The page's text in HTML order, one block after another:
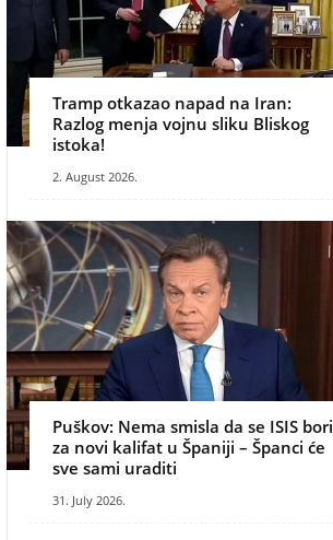
Tramp otkazao napad na Iran:
Razlog menja vojnu sliku Bliskog
istoka!
2. August 2026.
Puškov: Nema smisla da se ISIS bori
za novi kalifat u Španiji – Španci će
sve sami uraditi
31. July 2026.